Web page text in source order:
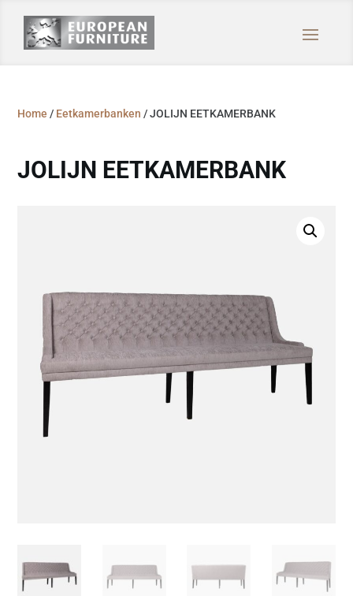
Home / Eetkamerbanken / JOLIJN EETKAMERBANK
JOLIJN EETKAMERBANK